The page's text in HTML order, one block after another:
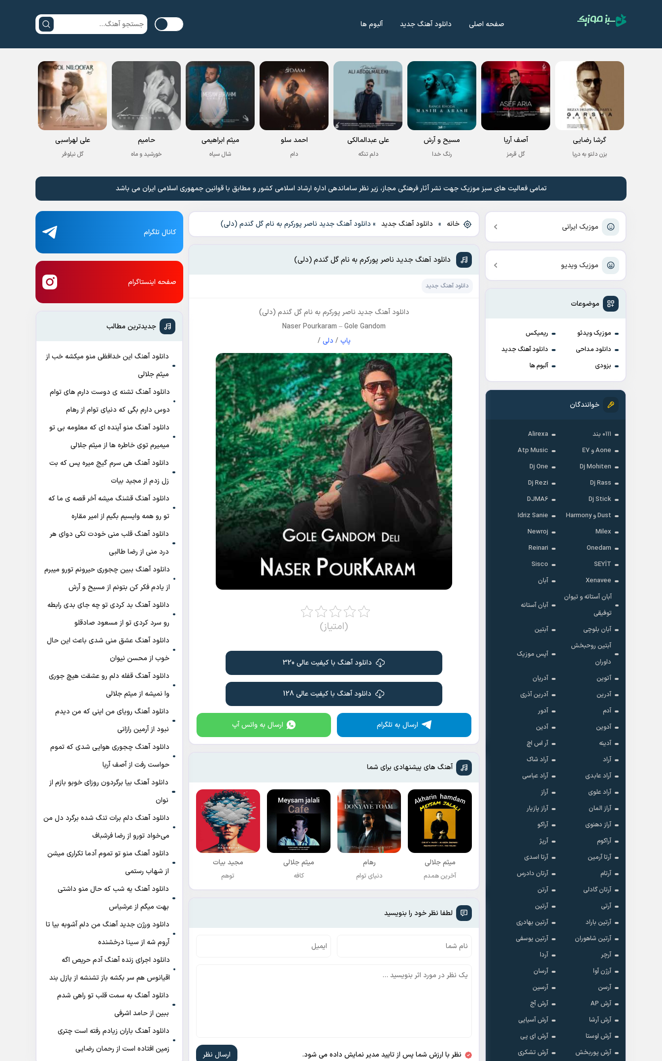
صفحه اصلی دانلود آهنگ جدید آلبوم ها
گرشا رضایی
بزن دلتو به دریا
آصف آریا
گل قرمز
مسیح و آرش
رنگ خدا
علی عبدالمالکی
دلم تنگه
احمد سلو
دام
میثم ابراهیمی
شال سیاه
حامیم
خورشید و ماه
علی لهراسبی
گل نیلوفر
تمامی فعالیت های سبز موزیک جهت نشر آثار فرهنگی مجاز، زیر نظر ساماندهی اداره ارشاد اسلامی کشور و مطابق با قوانین جمهوری اسلامی ایران می باشد
موزیک ایرانی
موزیک ویدیو
موضوعات
موزیک ویدئو
ریمیکس
دانلود مداحی
دانلود آهنگ جدید
بزودی
آلبوم ها
خوانندگان
۰۱۱۱ بند
Alirexa
Aone و E7
Atp Music
Dj Mohiten
Dj One
Dj Rass
Dj Rezi
Dj Stick
DJMA6
Dust و Harmony
Idriz Sanie
Milex
Newroj
Onedam
Reinari
SEYİT
Sisco
Xenavee
آبان
آبان آستاته و تیوان
توفیقی
آبان آستانه
آبان بلوچی
آبتین
آبتین روحبخش
داوران
آپس موزیک
آتوین
آدریان
آدرین
آدرین آذری
آدم
آدور
آدوین
آدین
آدینه
آر اس اچ
آراد
آراد شاک
آراد عابدی
آراد عباسی
آراد علوی
آراز
آراز المان
آراز پازیار
آراز دهنوی
آراکو
آراکوم
آرپژ
آرتا آرمین
آرتا اسدی
آرتام
آرتان دادرس
آرتان گادلی
آرتن
آرتی
آرتین
آرتین باراد
آرتین بهادری
آرتین شاهوران
آرتین یوسفی
آرچر
آردا
آرژن آوا
آرسان
آرسن
آرسین
آرش AP
آرش آج
آرش آرشا
آرش آسیایی
آرش اوستا
آرش ای پی
آرش پوربخش
آرش تشکری
خانه » دانلود آهنگ جدید » دانلود آهنگ جدید ناصر پورکرم به نام گل گندم (دلی)
دانلود آهنگ جدید ناصر پورکرم به نام گل گندم (دلی)
دانلود آهنگ جدید
دانلود آهنگ جدید ناصر پورکرم به نامگل گندم (دلی)
Naser Pourkaram –Gole Gandom
پاپ / دلی /
(امتیاز)
دانلود آهنگ با کیفیت عالی 320
دانلود آهنگ با کیفیت عالی 128
ارسال به تلگرام ارسال به واتس آپ
آهنگ های پیشنهادی برای شما
میثم جلالی
آخرین همدم
رهام
دنیای توام
میثم جلالی
کافه
مجید بیات
توهم
لطفا نظر خود را بنویسید
نظر با ارزش شما پس از تایید مدیر نمایش داده می شود.
کانال تلگرام
صفحه اینستاگرام
جدیدترین مطالب
دانلود آهنگ این خدافظی منو میکشه خب از
میثم جلالی
دانلود آهنگ تشنه ی دوست دارم های توام
دوس دارم بگی که دنیای توام از رهام
دانلود آهنگ منو آینده ای که معلومه بی تو
میمیرم توی خاطره ها از میثم جلالی
دانلود آهنگ هی سرم گیج میره‌ پس که بت
زل زدم از مجید بیات
دانلود آهنگ ﻗﺸﻨﮓ ﻣﻴﺸﻪ آﺧﺮ ﻗﺼﻪ ی ﻣﺎ ﻛﻪ
ﺗﻮ رو ﻫﻤﻪ واﻳﺴﻴﻢ ﺑﮕﻴﻢ از امیر مقاره
دانلود آهنگ قلب منی خودت تکی دوای هر
درد منی از رضا طالبی
دانلود آهنگ ببین چجوری حیرونم تورو میبرم
از یادم فکر کن بتونم از مسیح و آرش
دانلود آهنگ بد کردی تو چه جای بدی رابطه
رو سرد کردی تو از مسعود صادقلو
دانلود آهنگ عشق منی شدی باعث این حال
خوب از محسن نیوان
دانلود آهنگ قفله دلم رو عشقت هیچ جوری
وا نمیشه از میثم جلالی
دانلود آهنگ رویای من اینی که من دیدم
نبود از آرمین رازانی
دانلود آهنگ ﭼﺠﻮری ﻫﻮاﻳﻰ ﺷﺪی ﻛﻪ ﺗﻤﻮم
ﺣﻮاﺳﺖ رﻓﺖ از آصف آریا
دانلود آهنگ بیا برگردون روزای خوبو بازم از
نوان
دانلود آهنگ دلم برات تنگ شده برگرد دل من
می‌خواد تورو از رضا فرشباف
دانلود آهنگ منو تو تموم آدما تکراری میشن
از شهاب رستمی
دانلود آهنگ ﻳﻪ ﺷﺐ ﻛﻪ ﺣﺎل ﻣﻨﻮ داﺷﺘﻰ
ﺑﻬﺖ میگم از عرشیاس
دانلود ورژن جدید آهنگ من دلم آشوبه بیا تا
آروم شه از سینا درخشنده
دانلود اجرای زنده آهنگ آدم حریص اگه
اقیانوس هم سر بکشه باز تشنشه از پازل بند
دانلود آهنگ به سمت قلب تو راهی شدم
ببین از حامد اشرفی
دانلود آهنگ باران زیادم رفته است چتری
زمین افتاده است از رحمان رضایی